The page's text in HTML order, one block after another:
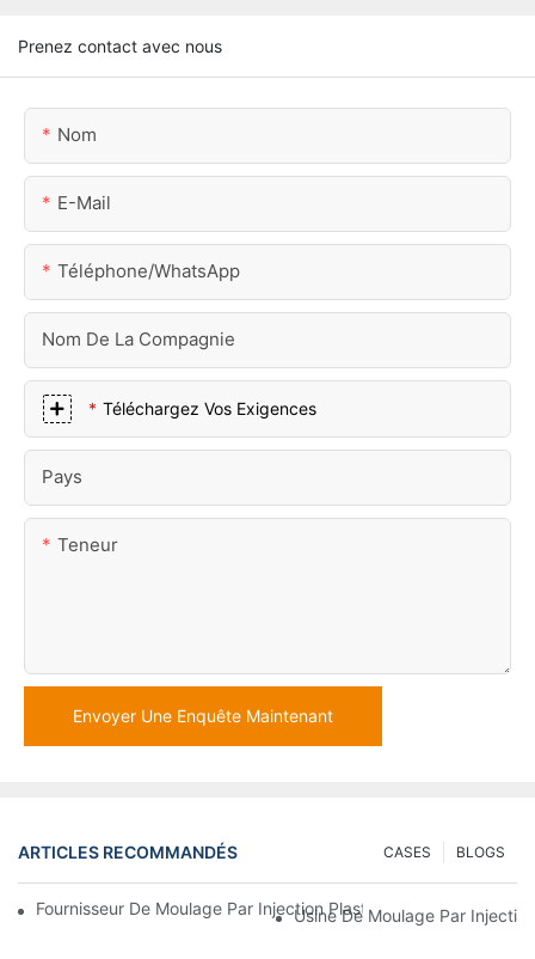
Prenez contact avec nous
Nom
E-Mail
Téléphone/WhatsApp
Nom De La Compagnie
Téléchargez Vos Exigences
Pays
Teneur
Envoyer Une Enquête Maintenant
ARTICLES RECOMMANDÉS BLOGS
CASES
Fournisseur De Moulage Par Injection Plastique Avec Une
Usine De Moulage Par